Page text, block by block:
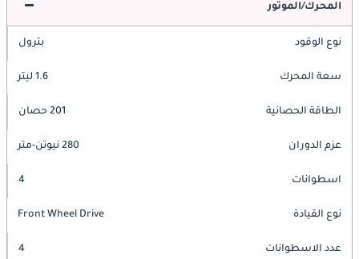
المحرك/الموتور
نوع الوقود بترول
سعة المحرك 1.6 ليتر
الطاقة الحصانية 201 حصان
عزم الدوران 280 نيوتن-متر
اسطوانات 4
نوع القيادة Front Wheel Drive
عدد الاسطوانات 4